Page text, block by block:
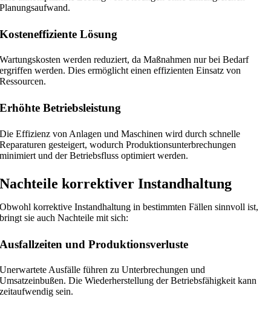
Planungsaufwand.
Kosteneffiziente Lösung
Wartungskosten werden reduziert, da Maßnahmen nur bei Bedarf
ergriffen werden. Dies ermöglicht einen effizienten Einsatz von
Ressourcen.
Erhöhte Betriebsleistung
Die Effizienz von Anlagen und Maschinen wird durch schnelle
Reparaturen gesteigert, wodurch Produktionsunterbrechungen
minimiert und der Betriebsfluss optimiert werden.
Nachteile korrektiver Instandhaltung
Obwohl korrektive Instandhaltung in bestimmten Fällen sinnvoll ist,
bringt sie auch Nachteile mit sich:
Ausfallzeiten und Produktionsverluste
Unerwartete Ausfälle führen zu Unterbrechungen und
Umsatzeinbußen. Die Wiederherstellung der Betriebsfähigkeit kann
zeitaufwendig sein.